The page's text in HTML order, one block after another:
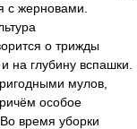
с жерновами.
о трижды
на глубину вспашки.
мулов,
особое
время уборки